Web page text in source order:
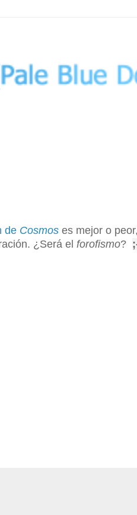
de Cosmos es mejor o
¿Será el forofismo?